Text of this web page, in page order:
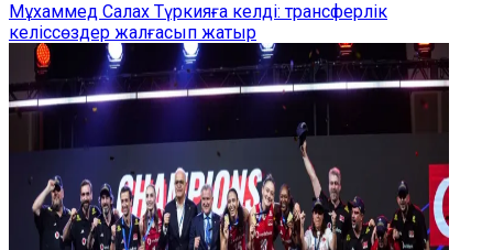
Мұхаммед Салах Түркияға келді: трансферлік
келіссөздер жалғасып жатыр